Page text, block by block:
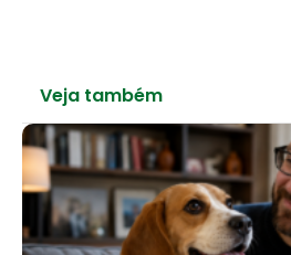
Veja também